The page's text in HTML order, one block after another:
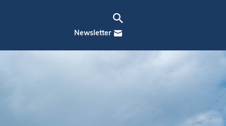
Newsletter